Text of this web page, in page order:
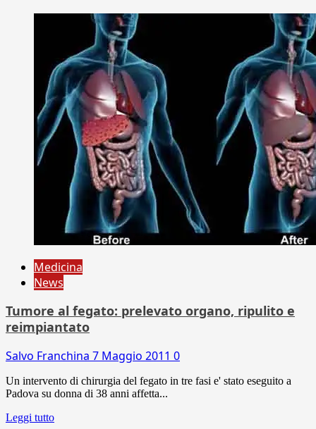
Medicina
News
Tumore al fegato: prelevato organo, ripulito e
reimpiantato
Salvo Franchina 7 Maggio 2011 0
Un intervento di chirurgia del fegato in tre fasi e' stato eseguito a
Padova su donna di 38 anni affetta...
Leggi tutto